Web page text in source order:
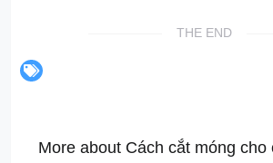
THE END
More about Cách cắt móng cho